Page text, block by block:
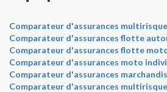
Comparateur d'assurances
Comparateur d'assurances flotte
Comparateur d'assurances flotte
Comparateur d'assurances moto
Comparateur d'assurances
Comparateur d'assurances